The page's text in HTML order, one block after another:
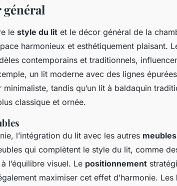
général
le style du lit et le décor général de la
harmonieux et esthétiquement plaisant.
contemporains et traditionnels,
un lit moderne avec des lignes
tandis qu’un lit à baldaquin
classique et ornée.
l’intégration du lit avec les autres meubles
qui complètent le style du lit, comme
l’équilibre visuel. Le positionnement
maximiser cet effet d’harmonie. Les